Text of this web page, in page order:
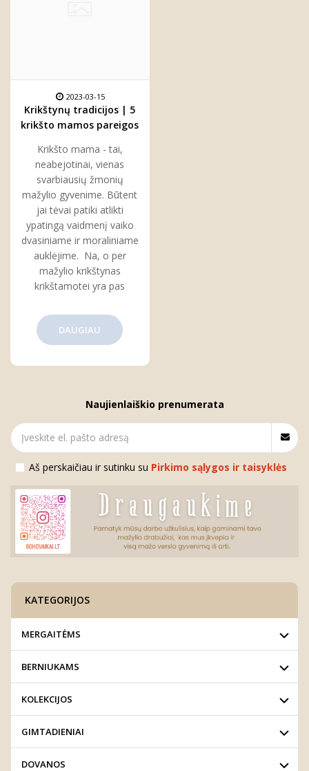
2023-03-15
Krikštynų tradicijos | 5
krikšto mamos pareigos
Krikšto mama - tai,
neabejotinai, vienas
svarbiausių žmonių
mažylio gyvenime. Būtent
jai tėvai patiki atlikti
ypatingą vaidmenį vaiko
dvasiniame ir moraliniame
auklėjime. Na, o per
mažylio krikštynas
krikštamotei yra pas
DAUGIAU
Naujienlaiškio prenumerata
Aš perskaičiau ir sutinku su Pirkimo sąlygos ir taisyklės
KATEGORIJOS
MERGAITĖMS
BERNIUKAMS
KOLEKCIJOS
GIMTADIENIAI
DOVANOS